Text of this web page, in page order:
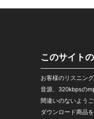
このサイト
お客様のリスニン
音源、320kbpsの
間違いのないよう
ダウンロード商品